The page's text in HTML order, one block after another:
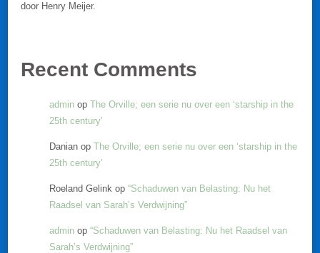
door Henry Meijer.
Recent Comments
admin op The Orville; een serie nu over een ‘starship in the
25th century’
Danian op The Orville; een serie nu over een ‘starship in the
25th century’
Roeland Gelink op “Schaduwen van Belasting: Nu het
Raadsel van Sarah’s Verdwijning”
admin op “Schaduwen van Belasting: Nu het Raadsel van
Sarah’s Verdwijning”